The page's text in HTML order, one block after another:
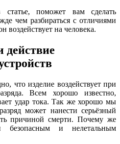
поможет вам сделать
чем разбираться с отличиями
воздействует на человека.
действие
что изделие воздействует при
Всем хорошо известно,
удар тока. Так же хорошо мы
может нанести серьёзный
причиной смерти. Почему же
безопасным и нелетальным